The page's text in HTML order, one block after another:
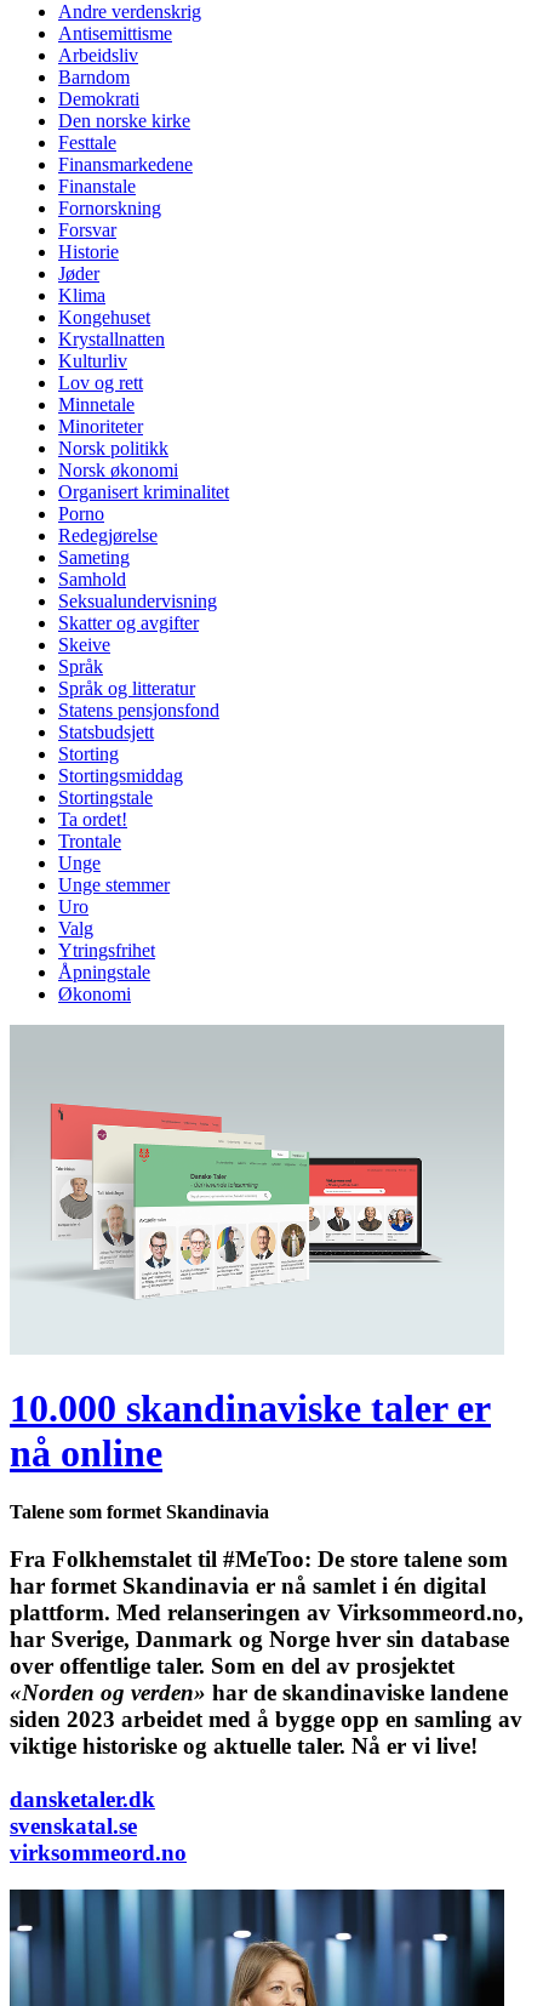
Andre verdenskrig
Antisemittisme
Arbeidsliv
Barndom
Demokrati
Den norske kirke
Festtale
Finansmarkedene
Finanstale
Fornorskning
Forsvar
Historie
Jøder
Klima
Kongehuset
Krystallnatten
Kulturliv
Lov og rett
Minnetale
Minoriteter
Norsk politikk
Norsk økonomi
Organisert kriminalitet
Porno
Redegjørelse
Sameting
Samhold
Seksualundervisning
Skatter og avgifter
Skeive
Språk
Språk og litteratur
Statens pensjonsfond
Statsbudsjett
Storting
Stortingsmiddag
Stortingstale
Ta ordet!
Trontale
Unge
Unge stemmer
Uro
Valg
Ytringsfrihet
Åpningstale
Økonomi
10.000 skandinaviske taler er
nå online
Talene som formet Skandinavia
Fra Folkhemstalet til #MeToo: De store talene som
har formet Skandinavia er nå samlet i én digital
plattform. Med relanseringen av Virksommeord.no,
har Sverige, Danmark og Norge hver sin database
over offentlige taler. Som en del av prosjektet
«Norden og verden» har de skandinaviske landene
siden 2023 arbeidet med å bygge opp en samling av
viktige historiske og aktuelle taler. Nå er vi live!
dansketaler.dk
svenskatal.se
virksommeord.no